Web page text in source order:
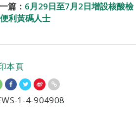
篇： 6月29日至7月2日增設核酸檢
利黃碼人士
本頁
1-4-904908